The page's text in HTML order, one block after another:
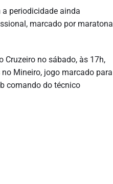
a periodicidade ainda
marcado por maratona
Cruzeiro no sábado, às 17h,
Mineiro, jogo marcado para
comando do técnico